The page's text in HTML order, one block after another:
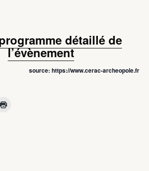
détaillé de
l’évènement
source: https://www.cerac-archeopole.fr